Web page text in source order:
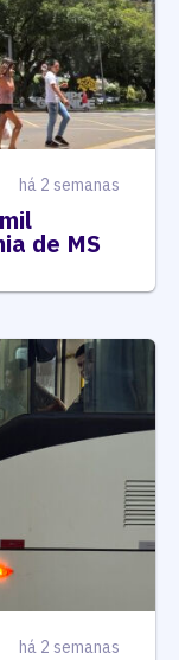
há 2 semanas
de MS
há 2 semanas